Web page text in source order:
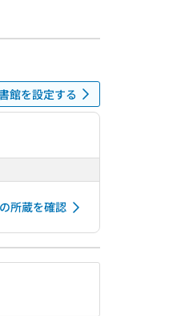
館を設定する
所蔵を確認